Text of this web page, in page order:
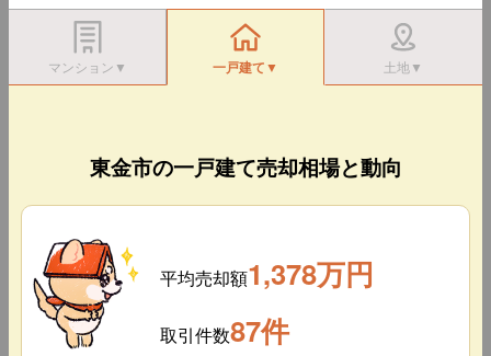
マンション▼ 一戸建て▼ 土地▼
東金市の一戸建て売却相場と動向
平均売却額1,378万円
取引件数87件